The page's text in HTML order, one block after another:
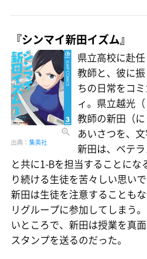
『シンマイ新田イズム』
出典： 集英社
県立高校に赴
教師と、彼に
ちの日常をコ
ィ。県立越光
教師の新田（に
あいさつを、
新田は、ベテラ
と共に1-Bを担当することに
り続ける生徒を苦々しい思い
新田は生徒を注意することも
リグループに参加してしまう
いところで、新田は授業を真
スタンプを送るのだった。